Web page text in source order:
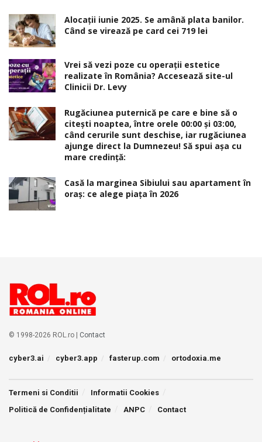
Alocaţii iunie 2025. Se amână plata banilor.
Când se virează pe card cei 719 lei
Vrei să vezi poze cu operații estetice
realizate în România? Accesează site-ul
Clinicii Dr. Levy
Rugăciunea puternică pe care e bine să o
citești noaptea, între orele 00:00 și 03:00,
când cerurile sunt deschise, iar rugăciunea
ajunge direct la Dumnezeu! Să spui așa cu
mare credință:
Casă la marginea Sibiului sau apartament în
oraș: ce alege piața în 2026
© 1998-2026 ROL.ro | Contact
cyber3.ai cyber3.app fasterup.com ortodoxia.me
Termeni si Conditii
Informatii Cookies
Politică de Confidențialitate
ANPC Contact